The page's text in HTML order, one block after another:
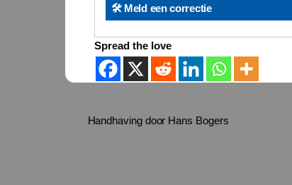
🛠️ Meld een correctie
Spread the love
Handhaving door Hans Bogers